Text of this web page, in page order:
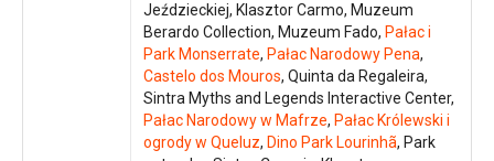
Jeździeckiej, Klasztor Carmo, Muzeum
Berardo Collection, Muzeum Fado, Pałac i
Park Monserrate, Pałac Narodowy Pena,
Castelo dos Mouros, Quinta da Regaleira,
Sintra Myths and Legends Interactive Center,
Pałac Narodowy w Mafrze, Pałac Królewski i
ogrody w Queluz, Dino Park Lourinhã, Park